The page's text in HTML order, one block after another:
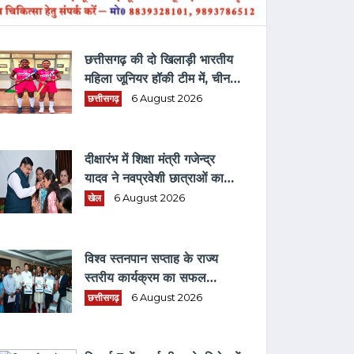
छत्तीसगढ़ की दो खिलाड़ी भारतीय
महिला जूनियर हॉकी टीम में, चीन में
होने वाले एशिया कप में दिखाएंगी
छत्तीसगढ़ 6 August 2026
दीक्षारंभ में शिक्षा मंत्री गजेन्द्र
यादव ने नवप्रवेशी छात्राओं का
तिलक लगाकर विद्यार्थियों से किये
खेल 6 August 2026
विश्व स्तनपान सप्ताह के राज्य
स्तरीय कार्यक्रम का सफल
आयोजन, छत्तीसगढ़ के प्रथम "मातृ
छत्तीसगढ़ 6 August 2026